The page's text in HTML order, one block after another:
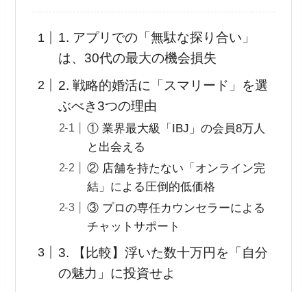
1. アプリでの「無駄な探り合い」
は、30代の最大の機会損失
2. 戦略的婚活に「スマリード」を選
ぶべき3つの理由
① 業界最大級「IBJ」の会員8万人
と出会える
② 店舗を持たない「オンライン完
結」による圧倒的低価格
③ プロの専任カウンセラーによる
チャットサポート
3. 【比較】浮いた数十万円を「自分
の魅力」に投資せよ